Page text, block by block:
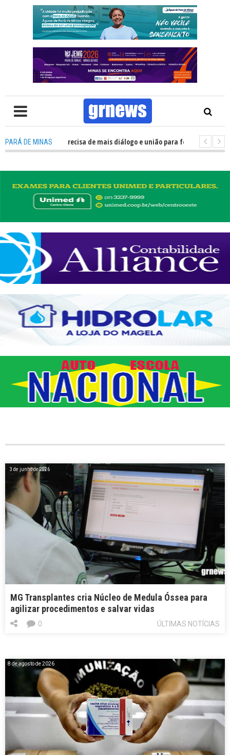
PARÁ DE MINAS
TV: Política precisa de mais diálogo e união para fortalecer Minas e
3 de junho de 2026
MG Transplantes cria Núcleo de Medula Óssea para
agilizar procedimentos e salvar vidas
ÚLTIMAS NOTÍCIAS
0
8 de agosto de 2026